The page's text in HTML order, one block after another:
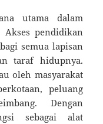
utama dalam
Akses pendidikan
semua lapisan
taraf hidupnya.
oleh masyarakat
peluang
Dengan
sebagai alat